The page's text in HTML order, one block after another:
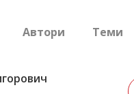
Автори Теми